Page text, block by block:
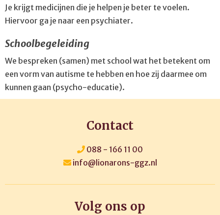
Je krijgt medicijnen die je helpen je beter te voelen.
Hiervoor ga je naar een psychiater.
Schoolbegeleiding
We bespreken (samen) met school wat het betekent om
een vorm van autisme te hebben en hoe zij daarmee om
kunnen gaan (psycho-educatie).
Contact
088 - 166 11 00
info@lionarons-ggz.nl
Volg ons op